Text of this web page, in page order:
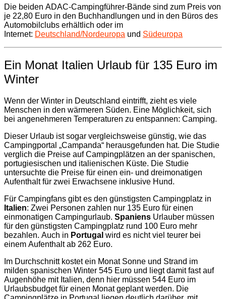
Die beiden ADAC-Campingführer-Bände sind zum Preis von
je 22,80 Euro in den Buchhandlungen und in den Büros des
Automobilclubs erhältlich oder im
Internet: Deutschland/Nordeuropa und Südeuropa
Ein Monat Italien Urlaub für 135 Euro im
Winter
Wenn der Winter in Deutschland eintrifft, zieht es viele
Menschen in den wärmeren Süden. Eine Möglichkeit, sich
bei angenehmeren Temperaturen zu entspannen: Camping.
Dieser Urlaub ist sogar vergleichsweise günstig, wie das
Campingportal „Campanda“ herausgefunden hat. Die Studie
verglich die Preise auf Campingplätzen an der spanischen,
portugiesischen und italienischen Küste. Die Studie
untersuchte die Preise für einen ein- und dreimonatigen
Aufenthalt für zwei Erwachsene inklusive Hund.
Für Campingfans gibt es den günstigsten Campingplatz in
Italien: Zwei Personen zahlen nur 135 Euro für einen
einmonatigen Campingurlaub. Spaniens Urlauber müssen
für den günstigsten Campingplatz rund 100 Euro mehr
bezahlen. Auch in Portugal wird es nicht viel teurer bei
einem Aufenthalt ab 262 Euro.
Im Durchschnitt kostet ein Monat Sonne und Strand im
milden spanischen Winter 545 Euro und liegt damit fast auf
Augenhöhe mit Italien, denn hier müssen 544 Euro im
Urlaubsbudget für einen Monat geplant werden. Die